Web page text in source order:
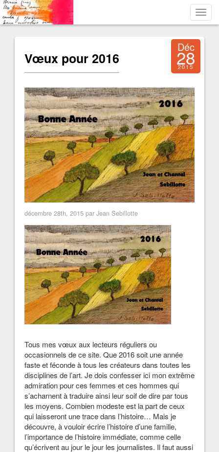
Vœux pour 2016
Déc
28
2015
décembre 28th, 2015 par Jean Sebillotte
Tous mes vœux aux lecteurs réguliers ou
occasionnels de ce site. Que 2016 soit une année
faste et féconde à tous les créateurs dans toutes les
disciplines de l’art. Je dois confesser ici mon extrême
admiration pour ces femmes et ces hommes qui
s’acharnent à traduire ainsi leur soif de dire par tous
les moyens. Combien modeste est la part de ceux
qui laisseront une trace dans l’histoire… Mais je
découvre, à vouloir écrire l’histoire d’une famille,
l’importance de l’histoire immédiate, comme celle
qu’écrivent au jour le jour les journalistes. Il faut aussi